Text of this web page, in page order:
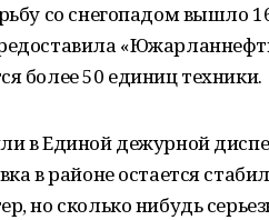
со снегопадом вышло
более 50 единиц техники.
в Единой дежурной
в районе остается
но сколько нибудь